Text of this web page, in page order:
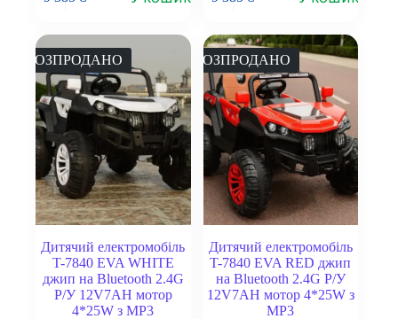
РОЗПРОДАНО
Дитячий електромобіль
T-7840 EVA WHITE
джип на Bluetooth 2.4G
Р/У 12V7AH мотор
4*25W з MP3
РОЗПРОДАНО
Дитячий електромобіль
T-7840 EVA RED джип
на Bluetooth 2.4G Р/У
12V7AH мотор 4*25W з
MP3